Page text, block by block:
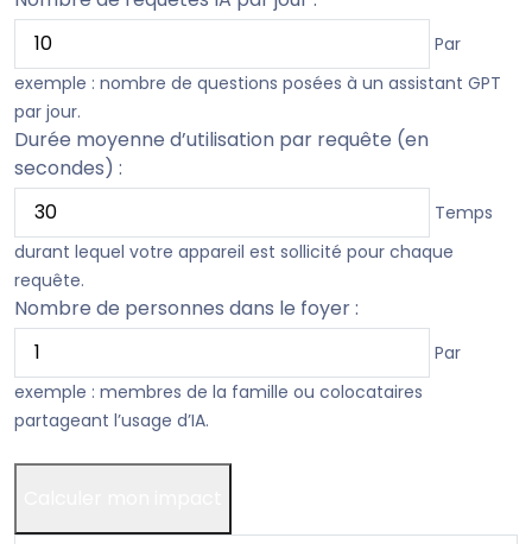
Par
exemple : nombre de questions posées à un assistant GPT
par jour.
Durée moyenne d’utilisation par requête (en
secondes) :
Temps
durant lequel votre appareil est sollicité pour chaque
requête.
Nombre de personnes dans le foyer :
Par
exemple : membres de la famille ou colocataires
partageant l’usage d’IA.